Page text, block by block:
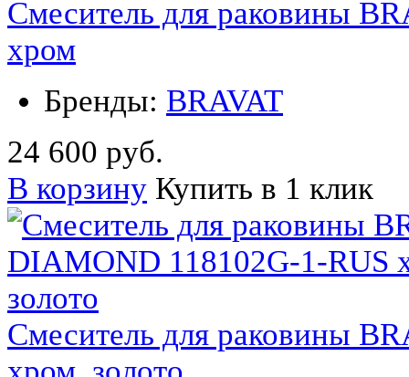
Смеситель для раковины
хром
Бренды: BRAVAT
24 600 руб.
В корзину Купить в 1 клик
Смеситель для раковины